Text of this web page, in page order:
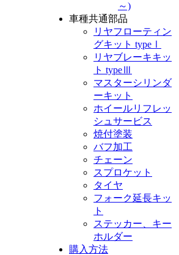
～)
車種共通部品
リヤフローティン
グキット typeⅠ
リヤブレーキキッ
ト typeⅢ
マスターシリンダ
ーキット
ホイールリフレッ
シュサービス
焼付塗装
バフ加工
チェーン
スプロケット
タイヤ
フォーク延長キッ
ト
ステッカー、キー
ホルダー
購入方法